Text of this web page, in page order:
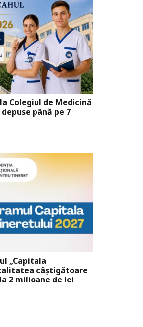
Colegiul de Medicină
până pe 7
„Capitala
câștigătoare
2 milioane de lei